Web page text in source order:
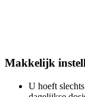
Makkelijk
U hoeft